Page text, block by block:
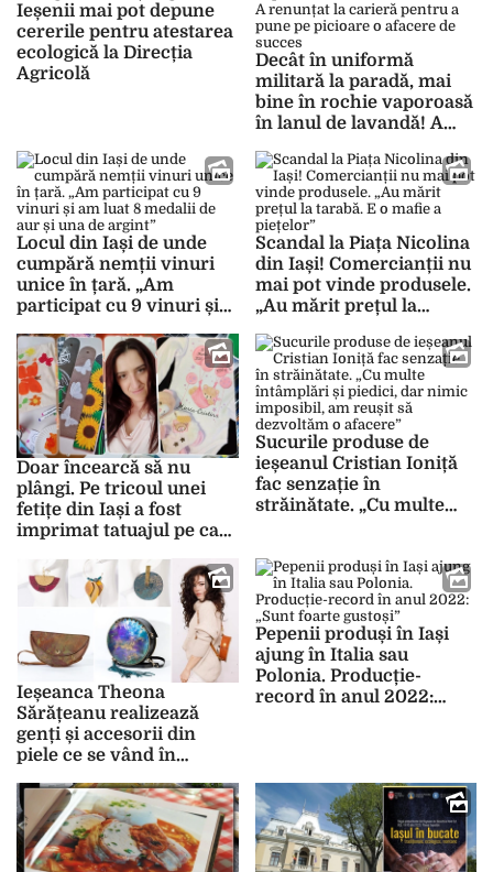
Ieșenii mai pot depune
cererile pentru atestarea
ecologică la Direcția
Agricolă
Decât în uniformă
militară la paradă, mai
bine în rochie vaporoasă
în lanul de lavandă! A
pentru a pune pe
picioare o afacere de
succes
Locul din Iași de unde
cumpără nemții vinuri
unice în țară. „Am
participat cu 9 vinuri și
și una de argint”
Scandal la Piața Nicolina
din Iași! Comercianții nu
mai pot vinde produsele.
„Au mărit prețul la
piețelor”
Doar încearcă să nu
plângi. Pe tricoul unei
fetițe din Iași a fost
imprimat tatuajul pe care
de moarte: „Mi se
zbârlește pielea când
vorbesc despre asta”
Sucurile produse de
ieșeanul Cristian Ioniță
fac senzație în
străinătate. „Cu multe
reușit să dezvoltăm o
afacere”
Ieșeanca Theona
Sărățeanu realizează
genți și accesorii din
piele ce se vând în
ale Americii, Liban sau
Germania. O geantă
costă între 180 și 800 de
lei – FOTO
Pepenii produși în Iași
ajung în Italia sau
Polonia. Producție-
record în anul 2022: